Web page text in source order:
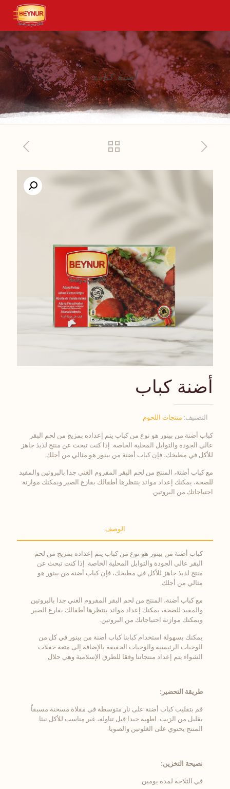
أضنة كباب
أضنة كباب
كباب أضنة من بينور هو نوع من كباب يتم إعداده بمزيج من لحم البقر
عالي الجودة والتوابل المحلية الخاصة. إذا كنت تبحث عن منتج لذيذ جاهز
للأكل في مطبخك، فإن كباب أضنة من بينور هو مثالي من أجلك.
مع كباب أضنة، المنتج من لحم البقر المفروم الغني جدا بالبروتين والمفيد
للصحة، يمكنك إعداد موائد ينتظرها أطفالك بفارغ الصبر ويمكنك موازنة
احتياجاتك من البروتين.
التصنيف: منتجات اللحوم
الوصف
كباب أضنة من بينور هو نوع من كباب يتم إعداده بمزيج من لحم
البقر عالي الجودة والتوابل المحلية الخاصة. إذا كنت تبحث عن
منتج لذيذ جاهز للأكل في مطبخك، فإن كباب أضنة من بينور هو
مثالي من أجلك.
مع كباب أضنة، المنتج من لحم البقر المفروم الغني جدا بالبروتين
والمفيد للصحة، يمكنك إعداد موائد ينتظرها أطفالك بفارغ الصبر
ويمكنك موازنة احتياجاتك من البروتين.
يمكنك بسهولة استخدام كبابنا كباب أضنة من بينور في كل من
الوجبات الرئيسية والوجبات الخفيفة بالإضافة إلى متعة حفلات
الشواء يتم إعداد منتجاتنا وفقا للطرق الإسلامية وهي حلال.
طريقة التحضير:
قم بتقليب كباب أضنة على نار متوسطة في مقلاة مسخنة مسبقاً
بقليل من الزيت. اطهيه جيدا قبل تناوله، غير مناسب للأكل نيئا.
المنتج يحتوي على الغلوتين والصويا.
نصيحة التخزين:
في الثلاجة لمدة يومين.